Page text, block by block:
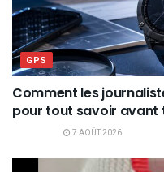
GPS
Comment les
pour tout savoir avant
7 AOÛT 2026